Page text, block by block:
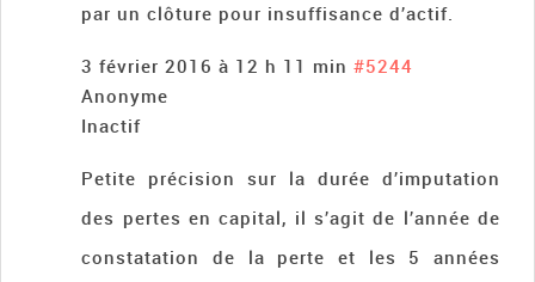
par un clôture pour insuffisance d’actif.
3 février 2016 à 12 h 11 min #5244
Anonyme
Inactif
Petite précision sur la durée d’imputation
des pertes en capital, il s’agit de l’année de
constatation de la perte et les 5 années